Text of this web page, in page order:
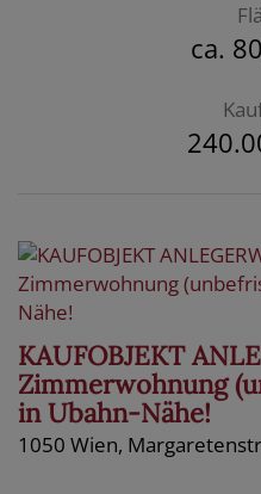
ca.
KAUFOBJEKT
Zimmerwohnung
in Ubahn-Nähe!
1050 Wien,